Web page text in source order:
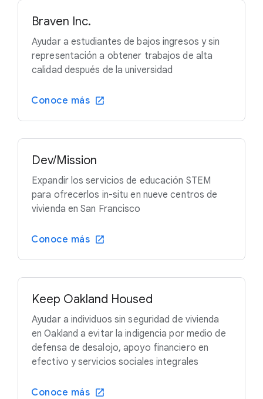
Braven Inc.
Ayudar a estudiantes de bajos ingresos y sin
representación a obtener trabajos de alta
calidad después de la universidad
Conoce más
Dev/Mission
Expandir los servicios de educación STEM
para ofrecerlos in-situ en nueve centros de
vivienda en San Francisco
Conoce más
Keep Oakland Housed
Ayudar a individuos sin seguridad de vivienda
en Oakland a evitar la indigencia por medio de
defensa de desalojo, apoyo financiero en
efectivo y servicios sociales integrales
Conoce más